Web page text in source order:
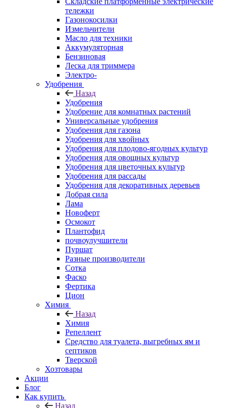
тележки
Газонокосилки
Измельчители
Масло для техники
Аккумуляторная
Бензиновая
Леска для триммера
Электро-
Удобрения
Назад
Удобрения
Удобрение для комнатных растений
Универсальные удобрения
Удобрения для газона
Удобрения для хвойных
Удобрения для плодово-ягодных культур
Удобрения для овощных культур
Удобрения для цветочных культур
Удобрения для рассады
Удобрения для декоративных деревьев
Добрая сила
Лама
Новоферт
Осмокот
Плантофид
почвоулучшители
Пуршат
Разные производители
Сотка
Фаско
Фертика
Цион
Химия
Назад
Химия
Репеллент
Средство для туалета, выгребных ям и
септиков
Тверской
Хозтовары
Акции
Блог
Как купить
Назад